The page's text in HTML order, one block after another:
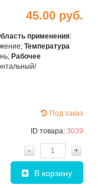
45.00 руб.
применения:
Температура
Рабочее
Под заказ
ID товара: 3039
- +
В корзину